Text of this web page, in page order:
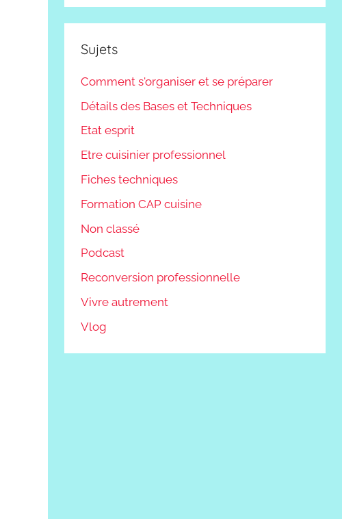
Sujets
Comment s'organiser et se préparer
Détails des Bases et Techniques
Etat esprit
Etre cuisinier professionnel
Fiches techniques
Formation CAP cuisine
Non classé
Podcast
Reconversion professionnelle
Vivre autrement
Vlog